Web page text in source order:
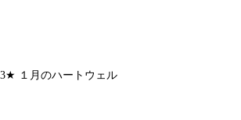
１月のハートウェル